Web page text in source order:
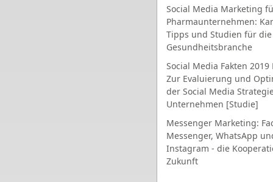
Social Media Marketing
Pharmaunternehmen:
Tipps und Studien für die
Gesundheitsbranche
Social Media Fakten 2019
Zur Evaluierung und
der Social Media
Unternehmen [Studie]
Messenger Marketing:
Messenger, WhatsApp
Instagram - die
Zukunft